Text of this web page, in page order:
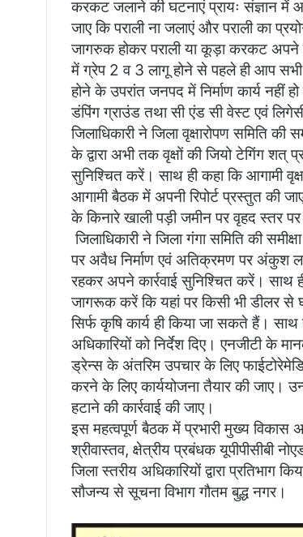
करकट जलाने की घटनाएं प्रायः संज्ञान में
जाए कि पराली ना जलाएं और पराली का
जागरुक होकर पराली या कूड़ा करकट अपने
में ग्रेप 2 व 3 लागू होने से पहले ही आप
होने के उपरांत जनपद में निर्माण कार्य नहीं
डंपिंग ग्राउंड तथा सी एंड सी वेस्ट एवं
जिलाधिकारी ने जिला वृक्षारोपण समिति की
के द्वारा अभी तक वृक्षों की जियो टेगिंग शत्
सुनिश्चित करें। साथ ही कहा कि आगामी
आगामी बैठक में अपनी रिपोर्ट प्रस्तुत की
के किनारे खाली पड़ी जमीन पर वृहद स्तर
जिलाधिकारी ने जिला गंगा समिति की
पर अवैध निर्माण एवं अतिक्रमण पर अंकुश
रहकर अपने कार्रवाई सुनिश्चित करें। साथ
जागरूक करें कि यहां पर किसी भी डीलर से
सिर्फ कृषि कार्य ही किया जा सकते हैं।
अधिकारियों को निर्देश दिए। एनजीटी के
ड्रेन्स के अंतरिम उपचार के लिए
करने के लिए कार्ययोजना तैयार की जाए।
हटाने की कार्रवाई की जाए।
इस महत्वपूर्ण बैठक में प्रभारी मुख्य विकास
श्रीवास्तव, क्षेत्रीय प्रबंधक यूपीपीसीबी
जिला स्तरीय अधिकारियों द्वारा प्रतिभाग
सौजन्य से सूचना विभाग गौतम बुद्ध नगर।